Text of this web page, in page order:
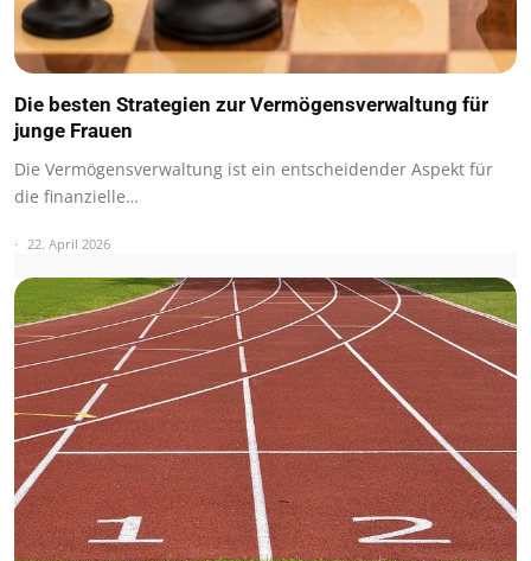
Die besten Strategien zur Vermögensverwaltung für
junge Frauen
Die Vermögensverwaltung ist ein entscheidender Aspekt für
die finanzielle…
22. April 2026